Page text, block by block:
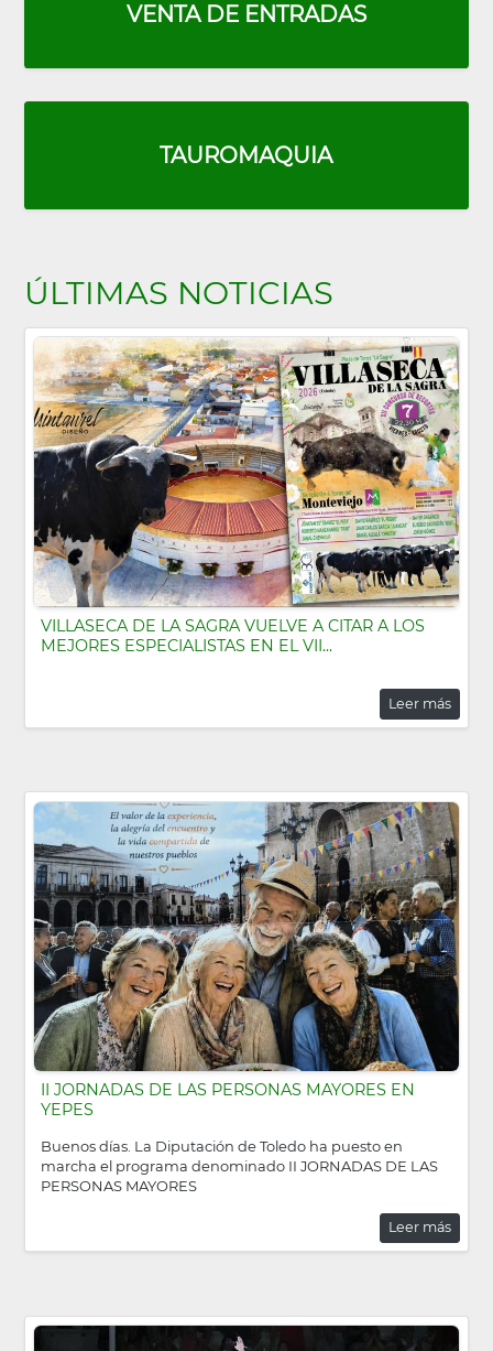
VENTA DE ENTRADAS
TAUROMAQUIA
ÚLTIMAS NOTICIAS
VILLASECA DE LA SAGRA VUELVE A CITAR A LOS
MEJORES ESPECIALISTAS EN EL VII...
Leer más
II JORNADAS DE LAS PERSONAS MAYORES EN
YEPES
Buenos días. La Diputación de Toledo ha puesto en
marcha el programa denominado II JORNADAS DE LAS
PERSONAS MAYORES
Leer más